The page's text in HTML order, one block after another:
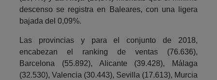
descenso se registra en Baleares, con una ligera
bajada del 0,09%.
Las provincias y para el conjunto de 2018,
encabezan el ranking de ventas (76.636),
Barcelona (55.892), Alicante (39.428), Málaga
(32.530), Valencia (30.443), Sevilla (17.613), Murcia